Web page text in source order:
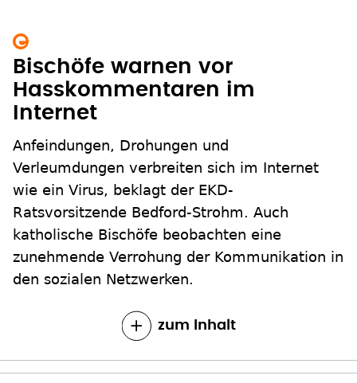
Bischöfe warnen vor
Hasskommentaren im
Internet
Anfeindungen, Drohungen und
Verleumdungen verbreiten sich im Internet
wie ein Virus, beklagt der EKD-
Ratsvorsitzende Bedford-Strohm. Auch
katholische Bischöfe beobachten eine
zunehmende Verrohung der Kommunikation in
den sozialen Netzwerken.
zum Inhalt